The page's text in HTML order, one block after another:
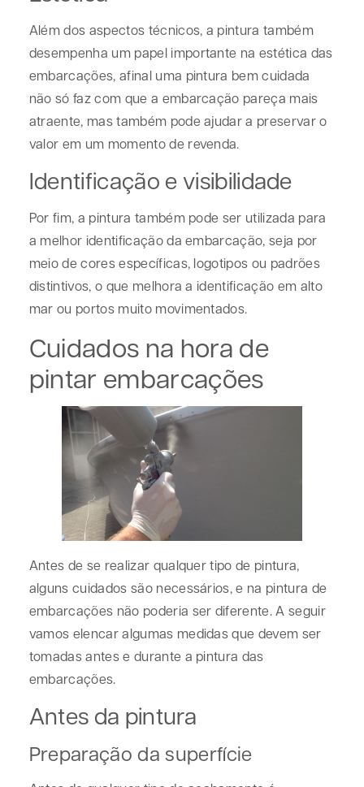
Além dos aspectos técnicos, a pintura também
desempenha um papel importante na estética das
embarcações, afinal uma pintura bem cuidada
não só faz com que a embarcação pareça mais
atraente, mas também pode ajudar a preservar o
valor em um momento de revenda.
Identificação e visibilidade
Por fim, a pintura também pode ser utilizada para
a melhor identificação da embarcação, seja por
meio de cores específicas, logotipos ou padrões
distintivos, o que melhora a identificação em alto
mar ou portos muito movimentados.
Cuidados na hora de
pintar embarcações
Antes de se realizar qualquer tipo de pintura,
alguns cuidados são necessários, e na pintura de
embarcações não poderia ser diferente. A seguir
vamos elencar algumas medidas que devem ser
tomadas antes e durante a pintura das
embarcações.
Antes da pintura
Preparação da superfície